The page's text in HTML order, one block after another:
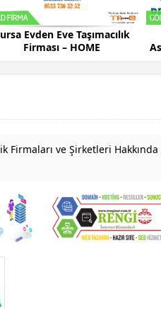
Eve Taşımacılık
Firması – HOME
Firmaları ve Şirketleri